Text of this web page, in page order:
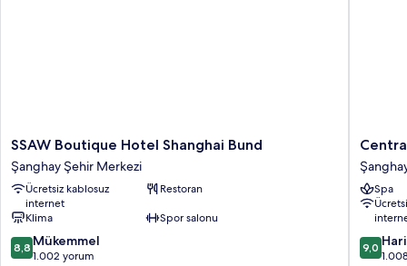
SSAW
Boutique
Hotel
Shanghai
Bund
Şanghay
Şehir
Merkezi
SSAW Boutique Hotel Shanghai Bund
Şanghay Şehir Merkezi
Ücretsiz kablosuz
internet
Restoran
Klima
Spor salonu
10
üzerinden
8,8 Mükemmel
1.002 yorum
Central
Hotel
Şehir
Merkezi
Spa
10
9,0